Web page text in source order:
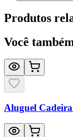
Produtos
Você
Aluguel